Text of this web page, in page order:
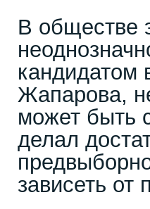
В обществе
кандидатом
Жапарова,
может быть
делал
зависеть от